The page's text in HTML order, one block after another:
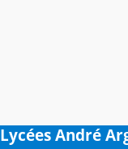
Lycées André